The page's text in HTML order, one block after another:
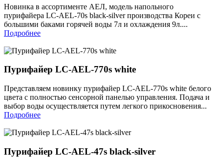
Новинка в ассортименте АЕЛ, модель напольного
пурифайера LC-AEL-70s black-silver производства Кореи с
большими баками горячей воды 7л и охлаждения 9л....
Подробнее
Пурифайер LC-AEL-770s white
Представляем новинку пурифайер LC-AEL-770s white белого
цвета с полностью сенсорной панелью управления. Подача и
выбор воды осуществляется путем легкого прикосновения...
Подробнее
Пурифайер LС-AEL-47s black-silver